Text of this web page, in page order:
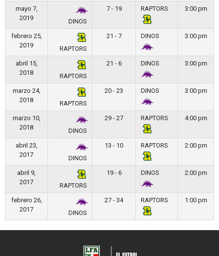
mayo 7,
2019
DINOS
7 - 19 RAPTORS 3:00 pm
febrero 25,
2019
RAPTORS
21 - 7 DINOS 3:00 pm
abril 15,
2018
RAPTORS
21 - 6 DINOS 3:00 pm
marzo 24,
2018
RAPTORS
20 - 23 DINOS 3:00 pm
marzo 10,
2018
DINOS
29 - 27 RAPTORS 4:00 pm
abril 23,
2017
DINOS
13 - 10 RAPTORS 2:00 pm
abril 9,
2017
RAPTORS
19 - 6 DINOS 2:00 pm
febrero 26,
2017
DINOS
27 - 34 RAPTORS 1:00 pm